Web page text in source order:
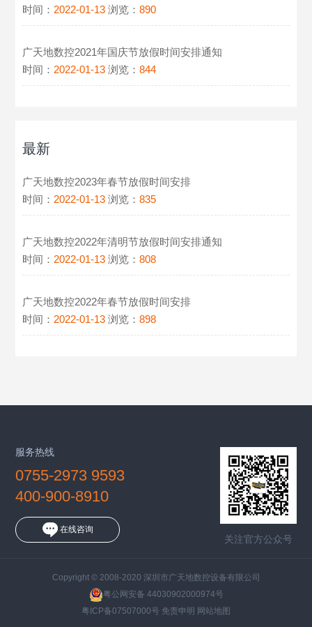
时间： 2022-01-13 浏览：890
广天地数控2021年国庆节放假时间安排通知
时间： 2022-01-13 浏览：844
最新
广天地数控2023年春节放假时间安排
时间： 2022-01-13 浏览：835
广天地数控2022年清明节放假时间安排通知
时间： 2022-01-13 浏览：808
广天地数控2022年春节放假时间安排
时间： 2022-01-13 浏览：898
关注官方公众号
服务热线
0755-2973 9593
400-900-8910
在线咨询
Copyright © 2008-2020 深圳市广天地数控设备有限公司
粤公网安备 44030902000974号
粤ICP备07507000号 免责申明 网站地图